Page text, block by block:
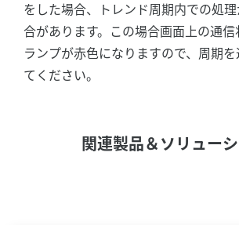
をした場合、トレンド周期内での処
合があります。この場合画面上の通
ランプが赤色になりますので、周期
てください。
関連製品＆ソリュー